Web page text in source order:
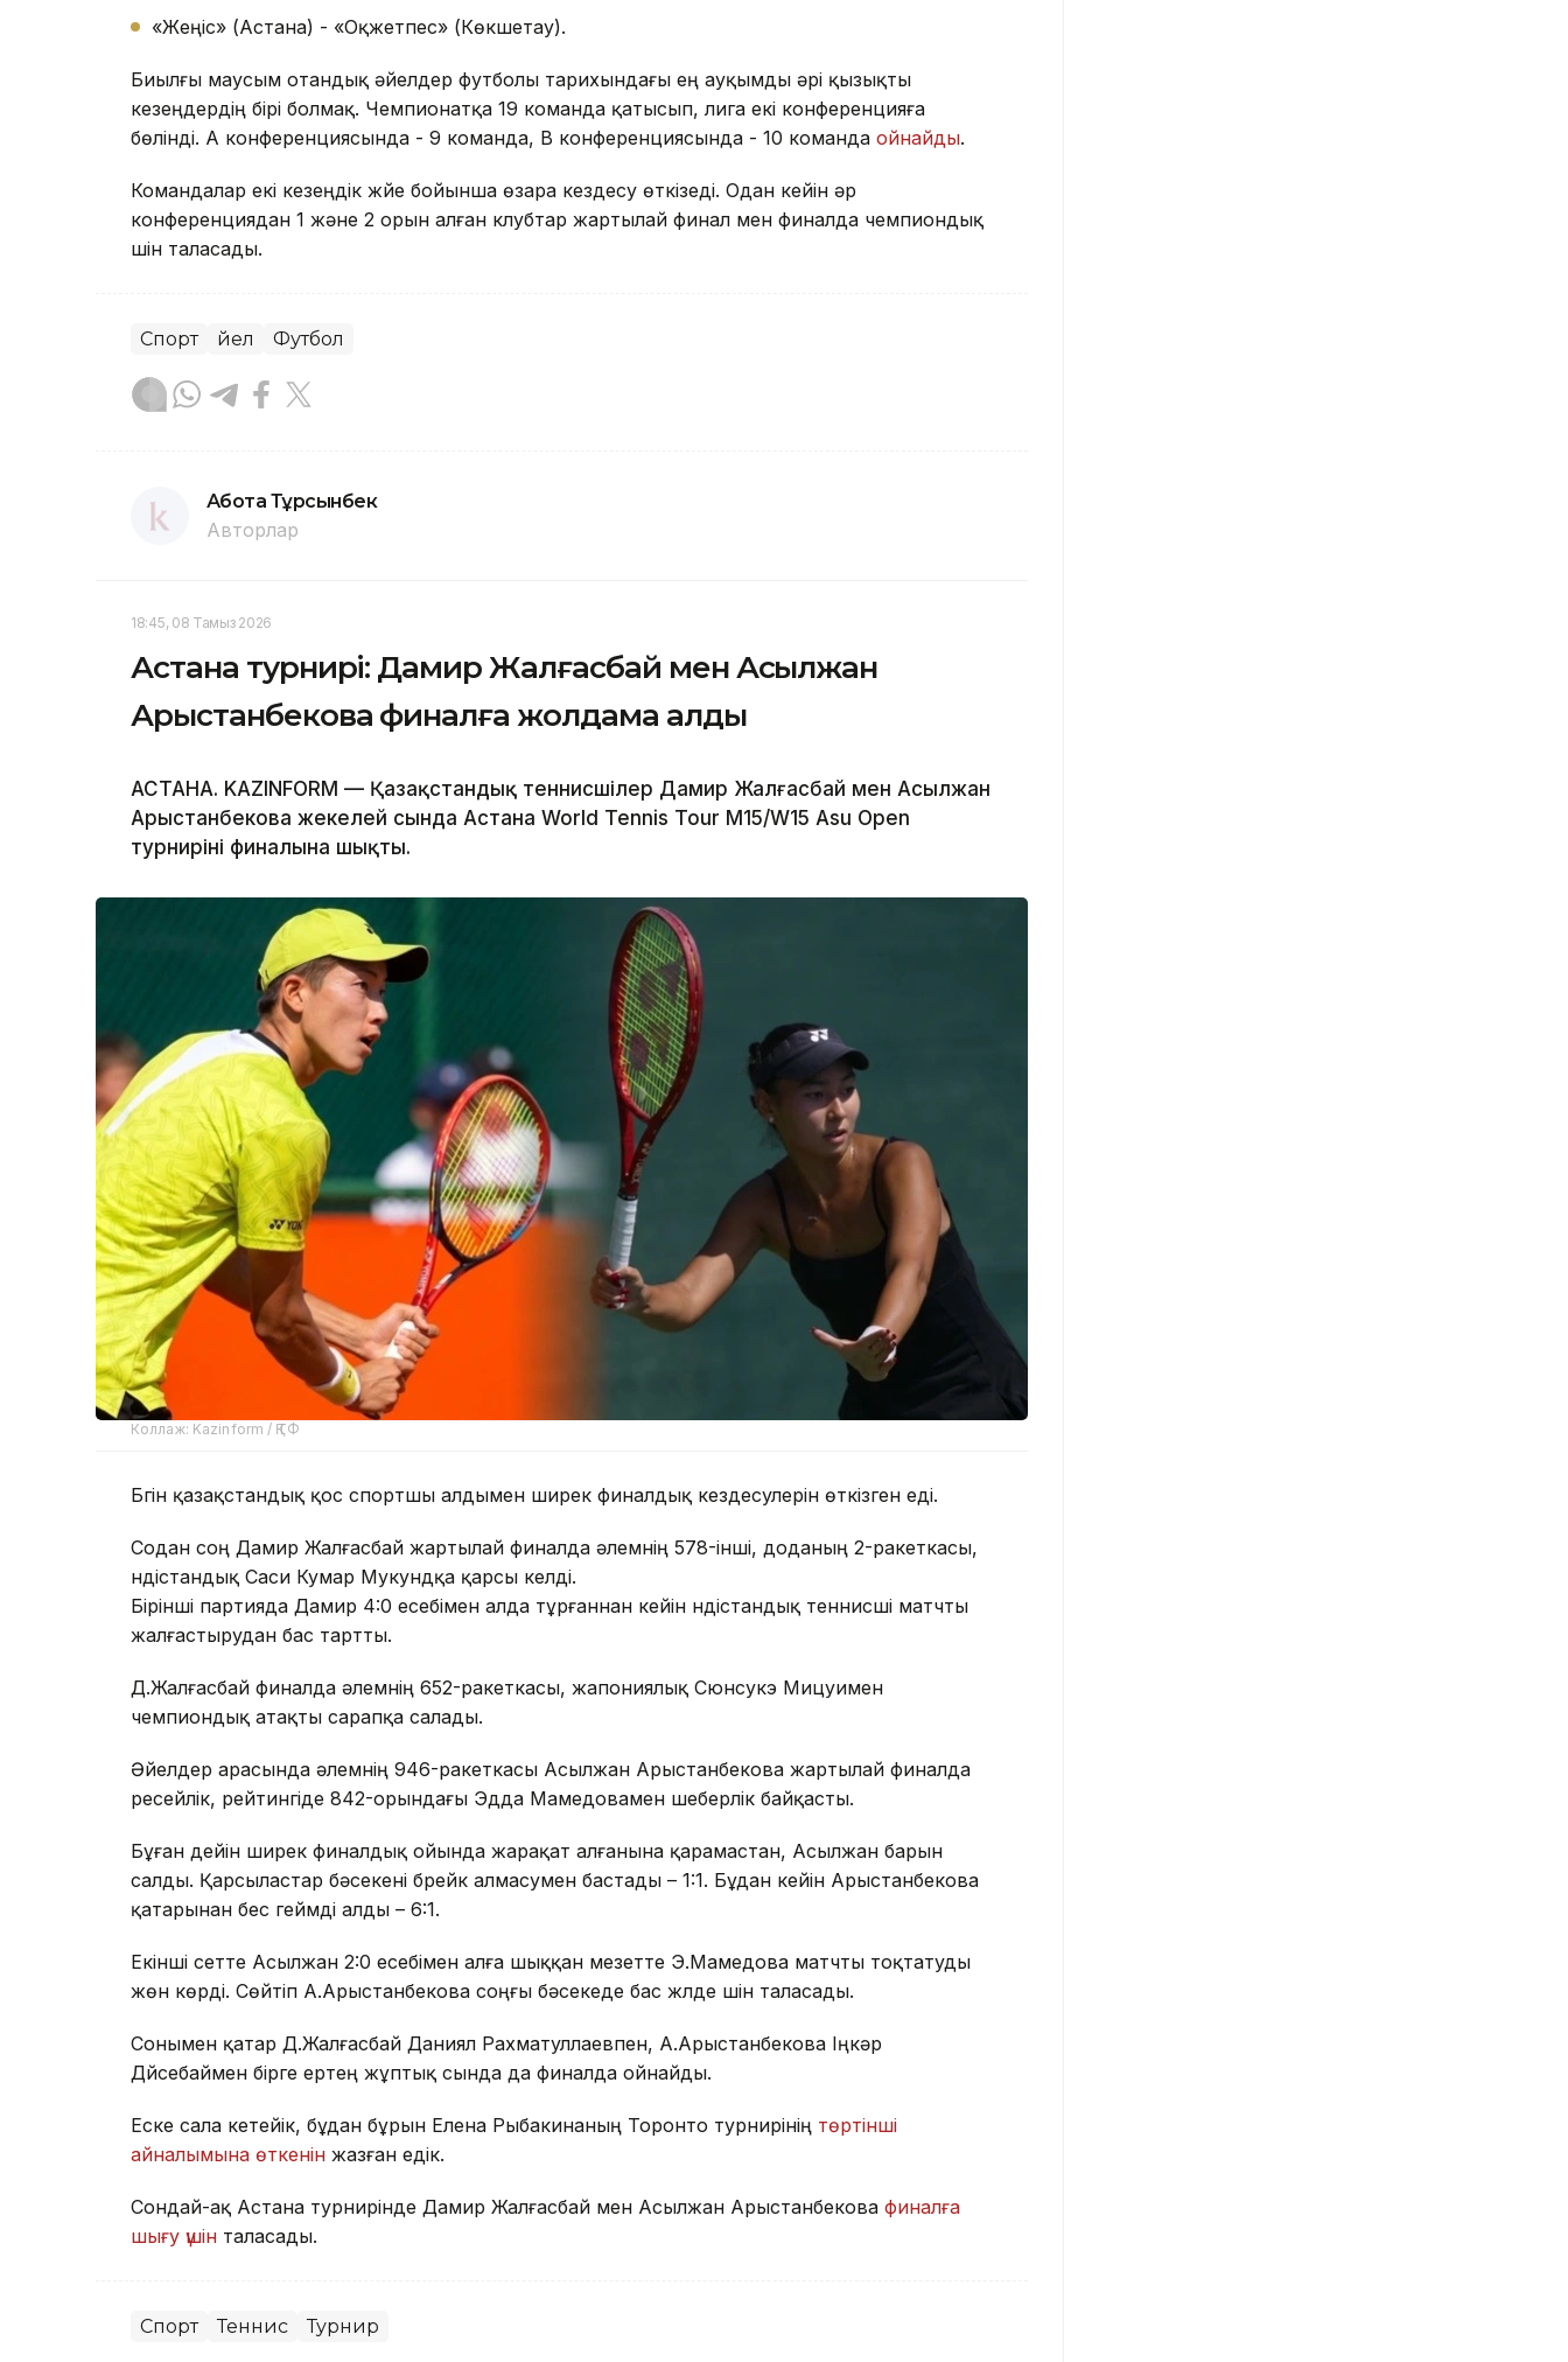
«Жеңіс» (Астана) - «Оқжетпес» (Көкшетау).
Биылғы маусым отандық әйелдер футболы тарихындағы ең ауқымды әрі қызықты
кезеңдердің бірі болмақ. Чемпионатқа 19 команда қатысып, лига екі конференцияға
бөлінді. А конференциясында - 9 команда, В конференциясында - 10 команда ойнайды.
Командалар екі кезеңдік жүйе бойынша өзара кездесу өткізеді. Одан кейін әр
конференциядан 1 және 2 орын алған клубтар жартылай финал мен финалда чемпиондық
үшін таласады.
Спорт Әйел Футбол
Ақбота Тұрсынбек
Авторлар
18:45, 08 Тамыз 2026
Астана турнирі: Дамир Жалғасбай мен Асылжан
Арыстанбекова финалға жолдама алды
АСТАНА. KAZINFORM — Қазақстандық теннисшілер Дамир Жалғасбай мен Асылжан
Арыстанбекова жекелей сында Астана World Tennis Tour M15/W15 Asu Open
турнирінің финалына шықты.
Коллаж: Kazinform / ҚТФ
Бүгін қазақстандық қос спортшы алдымен ширек финалдық кездесулерін өткізген еді.
Содан соң Дамир Жалғасбай жартылай финалда әлемнің 578-інші, доданың 2-ракеткасы,
үндістандық Саси Кумар Мукундқа қарсы келді.
Бірінші партияда Дамир 4:0 есебімен алда тұрғаннан кейін үндістандық теннисші матчты
жалғастырудан бас тартты.
Д.Жалғасбай финалда әлемнің 652-ракеткасы, жапониялық Сюнсукэ Мицуимен
чемпиондық атақты сарапқа салады.
Әйелдер арасында әлемнің 946-ракеткасы Асылжан Арыстанбекова жартылай финалда
ресейлік, рейтингіде 842-орындағы Эдда Мамедовамен шеберлік байқасты.
Бұған дейін ширек финалдық ойында жарақат алғанына қарамастан, Асылжан барын
салды. Қарсыластар бәсекені брейк алмасумен бастады – 1:1. Бұдан кейін Арыстанбекова
қатарынан бес геймді алды – 6:1.
Екінші сетте Асылжан 2:0 есебімен алға шыққан мезетте Э.Мамедова матчты тоқтатуды
жөн көрді. Сөйтіп А.Арыстанбекова соңғы бәсекеде бас жүлде үшін таласады.
Сонымен қатар Д.Жалғасбай Даниял Рахматуллаевпен, А.Арыстанбекова Іңкәр
Дүйсебаймен бірге ертең жұптық сында да финалда ойнайды.
Еске сала кетейік, бұдан бұрын Елена Рыбакинаның Торонто турнирінің төртінші
айналымына өткенін жазған едік.
Сондай-ақ Астана турнирінде Дамир Жалғасбай мен Асылжан Арыстанбекова финалға
шығу үшін таласады.
Спорт Теннис Турнир